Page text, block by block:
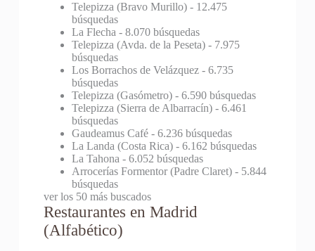
Telepizza (Bravo Murillo)- 12.475
búsquedas
La Flecha - 8.070 búsquedas
Telepizza (Avda. de la Peseta)- 7.975
búsquedas
Los Borrachos de Velázquez- 6.735
búsquedas
Telepizza (Gasómetro)- 6.590 búsquedas
Telepizza (Sierra de Albarracín)- 6.461
búsquedas
Gaudeamus Café- 6.236 búsquedas
La Landa (Costa Rica)- 6.162 búsquedas
La Tahona - 6.052 búsquedas
Arrocerías Formentor (Padre Claret)- 5.844
búsquedas
ver los 50 más buscados
Restaurantes en Madrid
(Alfabético)